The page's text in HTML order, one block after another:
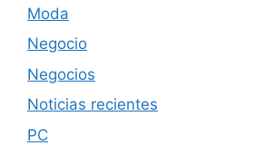
Moda
Negocio
Negocios
Noticias recientes
PC